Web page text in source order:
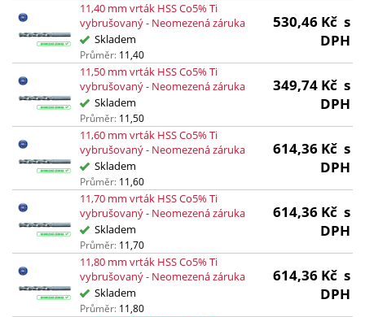
11,40 mm vrták HSS Co5% Ti
vybrušovaný - Neomezená záruka
Skladem
Průměr: 11,40
530,46 Kč s
DPH
11,50 mm vrták HSS Co5% Ti
vybrušovaný - Neomezená záruka
Skladem
Průměr: 11,50
349,74 Kč s
DPH
11,60 mm vrták HSS Co5% Ti
vybrušovaný - Neomezená záruka
Skladem
Průměr: 11,60
614,36 Kč s
DPH
11,70 mm vrták HSS Co5% Ti
vybrušovaný - Neomezená záruka
Skladem
Průměr: 11,70
614,36 Kč s
DPH
11,80 mm vrták HSS Co5% Ti
vybrušovaný - Neomezená záruka
Skladem
Průměr: 11,80
614,36 Kč s
DPH